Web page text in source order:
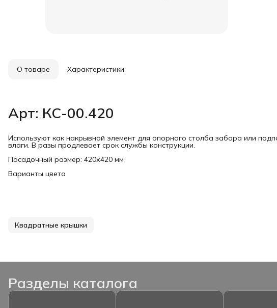
О товаре Характеристики
Арт: КС-00.420
Используют как накрывной элемент для опорного столба забора или
влаги. В разы продлевает срок службы конструкции.
Посадочный размер: 420х420 мм
Варианты цвета
Квадратные крышки
Разделы каталога